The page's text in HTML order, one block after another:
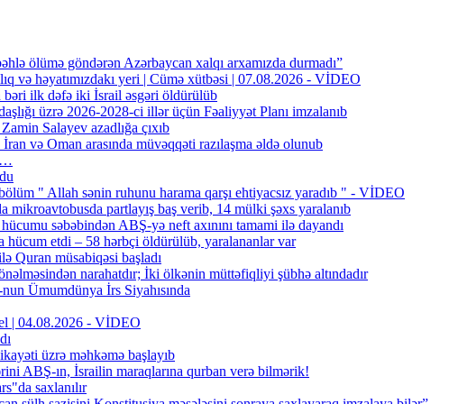
ölümə göndərən Azərbaycan xalqı arxamızda durmadı”
və həyatımızdakı yeri | Cümə xütbəsi | 07.08.2026 - VİDEO
bəri ilk dəfə iki İsrail əsgəri öldürülüb
üzrə 2026-2028-ci illər üçün Fəaliyyət Planı imzalanıb
Salayev azadlığa çıxıb
və Oman arasında müvəqqəti razılaşma əldə olunub
" Allah sənin ruhunu harama qarşı ehtiyacsız yaradıb " - VİDEO
mikroavtobusda partlayış baş verib, 14 mülki şəxs yaralanıb
səbəbindən ABŞ-yə neft axınını tamami ilə dayandı
hücum etdi – 58 hərbçi öldürülüb, yaralananlar var
Quran müsabiqəsi başladı
narahatdır; İki ölkənin müttəfiqliyi şübhə altındadır
Ümumdünya İrs Siyahısında
| 04.08.2026 - VİDEO
üzrə məhkəmə başlayıb
ABŞ-ın, İsrailin maraqlarına qurban verə bilmərik!
saxlanılır